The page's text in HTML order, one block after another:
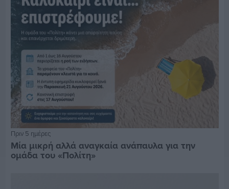
Πριν 5 ημέρες
Μία μικρή αλλά αναγκαία ανάπαυλα για την
ομάδα του «Πολίτη»